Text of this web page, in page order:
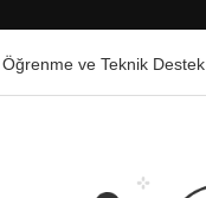
Öğrenme ve Teknik Destek